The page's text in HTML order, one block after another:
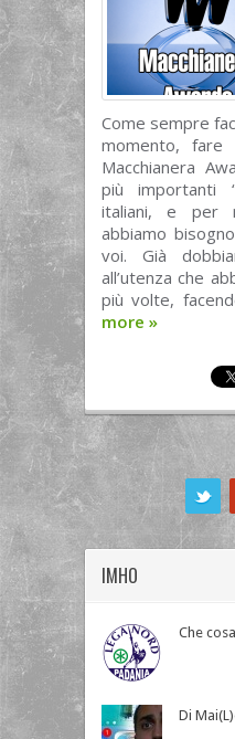
Come sempre
momento, fare
Macchianera
più importanti
italiani, e per
abbiamo
voi. Già
all’utenza che
più volte,
more »
IMHO
Che
Di